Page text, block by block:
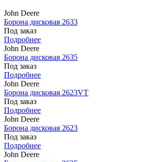
John Deere
Борона дисковая 2633
Под заказ
Подробнее
John Deere
Борона дисковая 2635
Под заказ
Подробнее
John Deere
Борона дисковая 2623VT
Под заказ
Подробнее
John Deere
Борона дисковая 2623
Под заказ
Подробнее
John Deere